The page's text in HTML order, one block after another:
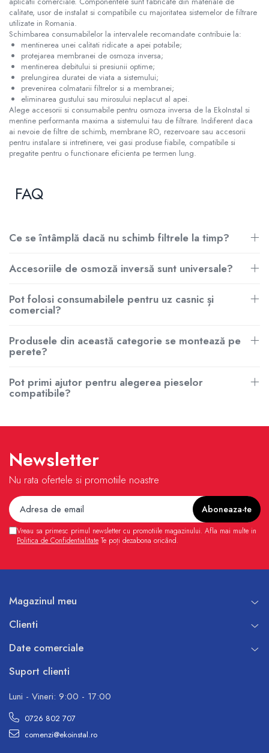
calitate, usor de instalat si compatibile cu majoritatea sistemelor de filtrare
utilizate in Romania.
Schimbarea consumabilelor la intervalele recomandate contribuie la:
mentinerea unei calitati ridicate a apei potabile;
protejarea membranei de osmoza inversa;
mentinerea debitului si presiunii optime;
prelungirea duratei de viata a sistemului;
prevenirea colmatarii filtrelor si a membranei;
eliminarea gustului sau mirosului neplacut al apei.
Alege accesorii si consumabile pentru osmoza inversa de la EkoInstal si
mentine performanta maxima a sistemului tau de filtrare. Indiferent daca
ai nevoie de filtre de schimb, membrane RO, rezervoare sau accesorii
pentru instalare si intretinere, vei gasi produse fiabile, compatibile si
pregatite pentru o functionare eficienta pe termen lung.
FAQ
Ce se întâmplă dacă nu schimb filtrele la timp?
Accesoriile de osmoză inversă sunt universale?
Pot folosi consumabilele pentru uz casnic și
comercial?
Produsele din această categorie se montează pe
perete?
Pot primi ajutor pentru alegerea pieselor
compatibile?
Newsletter
Nu rata ofertele si promotiile noastre
Vreau sa primesc primul newsletter cu promotiile magazinului. Afla mai multe in
Politica de Confidentialitate Te poți dezabona oricând.
Magazinul meu
Clienti
Date comerciale
Suport clienti
Luni - Vineri: 9:00 - 17:00
0726 802 707
comenzi@ekoinstal.ro